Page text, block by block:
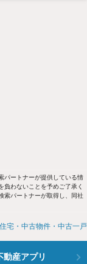
パートナーが提供している情
負わないことを予めご了承く
索パートナーが取得し、同社
宅・中古物件・中古一
動産アプリ